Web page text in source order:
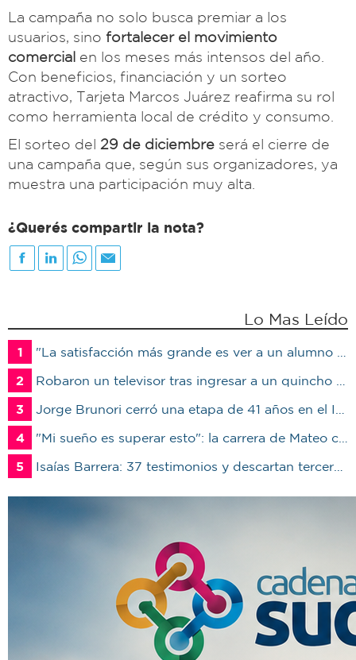
La campaña no solo busca premiar a los
usuarios, sino fortalecer el movimiento
comercial en los meses más intensos del año.
Con beneficios, financiación y un sorteo
atractivo, Tarjeta Marcos Juárez reafirma su rol
como herramienta local de crédito y consumo.
El sorteo del 29 de diciembre será el cierre de
una campaña que, según sus organizadores, ya
muestra una participación muy alta.
¿Querés compartir la nota?
Lo Mas Leído
1
"La satisfacción más grande es ver a un alumno trabajando": Jorge Vicente se jubiló luego de 38 años en el IPET51
2
Robaron un televisor tras ingresar a un quincho en una vivienda de Marcos Juárez
3
Jorge Brunori cerró una etapa de 41 años en el INTA: “Me voy de mi casa para irme a mi casa”
4
"Mi sueño es superar esto": la carrera de Mateo contra el tiempo por un trasplante
5
Isaías Barrera: 37 testimonios y descartan terceros en Marcos Juárez